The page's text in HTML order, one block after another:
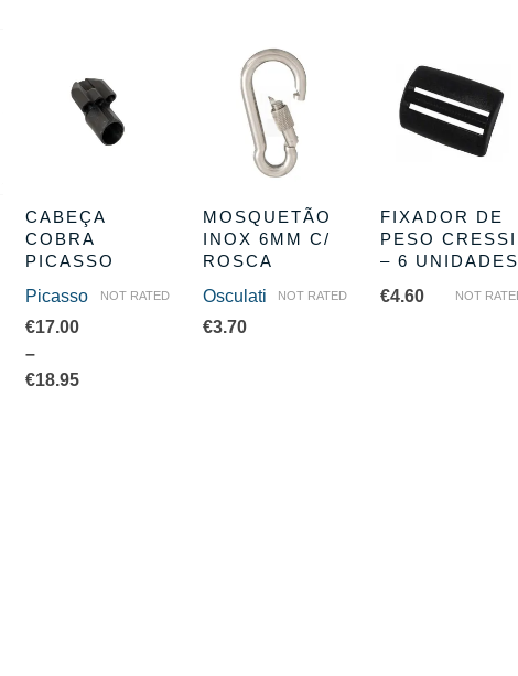
CABEÇA
COBRA
PICASSO
NOT RATED
Picasso
€17.00
–
€18.95Price
MOSQUETÃO
INOX 6MM C/
ROSCA
NOT RATED
Osculati
€3.70
FIXADOR DE
PESO CRESSI
– 6 UNIDADES
NOT
€4.60